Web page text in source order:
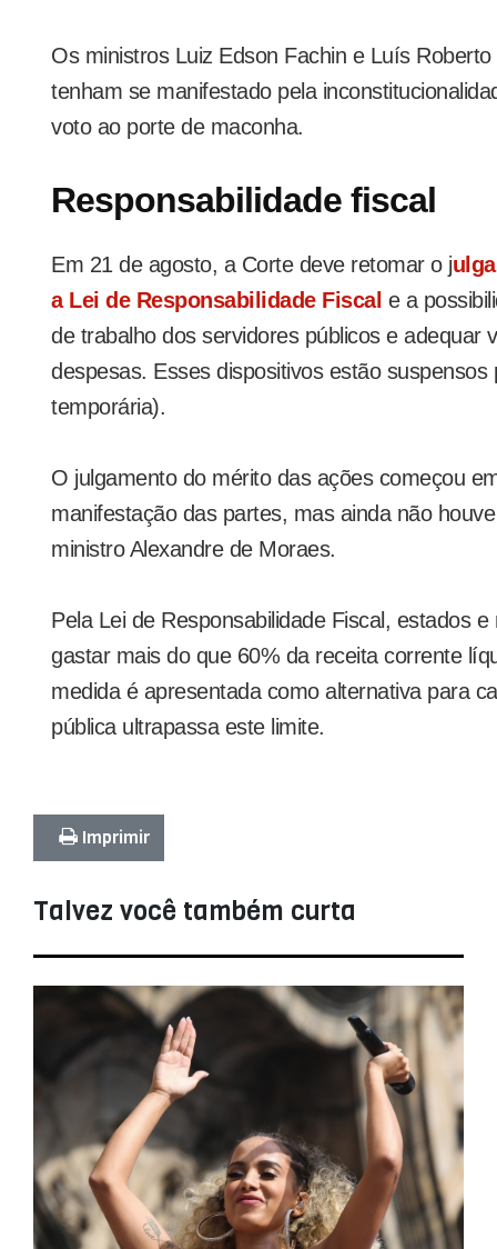
Os ministros Luiz Edson Fachin e Luís
tenham se manifestado pela
voto ao porte de maconha.
Responsabilidade fiscal
Em 21 de agosto, a Corte deve retomar o j
a Lei de Responsabilidade Fiscal e a
de trabalho dos servidores públicos e adequar
despesas. Esses dispositivos estão suspensos
temporária).
O julgamento do mérito das ações começou
manifestação das partes, mas ainda não
ministro Alexandre de Moraes.
Pela Lei de Responsabilidade Fiscal, estados
gastar mais do que 60% da receita corrente
medida é apresentada como alternativa para
pública ultrapassa este limite.
Imprimir
Talvez você também curta